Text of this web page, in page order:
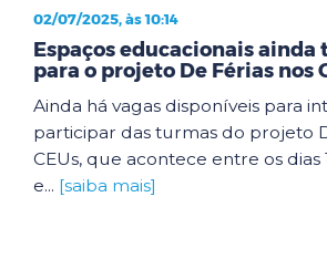
02/07/2025, às 10:14
Espaços educacionais ainda
para o projeto De Férias nos
Ainda há vagas disponíveis para
participar das turmas do projeto
CEUs, que acontece entre os dias
e... [saiba mais]